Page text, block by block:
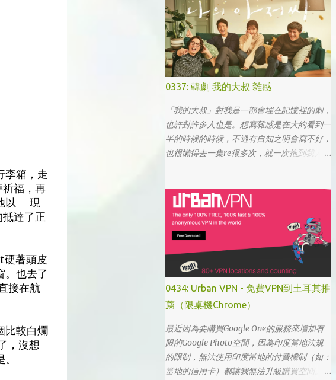
李箱，走
福，再
以 – 現
達了正
硬著頭皮
。也去了
接在航
比較白爛
，沒想
兩者還是有效率多了。 想來想去，iPad能夠
比電腦還有生產力的部份可能會落在畫圖這一
塊吧... 可惜大一畫了一個學期的蛋之後，我就
知道我在這一塊應該是沒啥天份的XD
0337: 韓劇 我的大叔 雜感
「我的大叔」對我是一部會埋在記憶裡的劇，
也許對許多人也是。想寫雜感是在大約看到一
半的時候的時候，不過有自知之明會寫不好，
也很懶得去一集re很多次，就一次拖到我人生
的，想說該不會為了要創造話題，所以硬拍一
部老少配的題材吧。加上男女主角都不認識，
所以一直到播出了三、四集開始好評不斷，加
上面臨了美、日、韓劇的劇荒，個人又特愛喪
劇，我硬是在找出來看了一次…。 不得不說，
開頭的辦公室場景，打昆蟲的的情節和打在代
表頭上奇異動畫，讓我以為這是次世代的搞笑
辦公室劇。第一集看完的時候，說真的還真不
知道這部劇集要表達什麼 - 因為開頭讓我覺得
無厘頭的場景和後續開始步入至安的黑暗世
界，讓我好難入戲。 為什麼要作這飄蟲視角?
為什麼要加這些星星? 所以當我推這部戲給朋
友的時候，我和朋友說一定要撐過第一集，過
0434: Urban VPN - 免費VPN到土耳其推
薦（限桌機Chrome）
最近因為要購買Google One的服務來增加有
限的Google Photo空間，因為印度當地法規
的限制，無法使用印度當地的付費機制（如：
當地的信用卡）都讓我無法升級購買空間。因